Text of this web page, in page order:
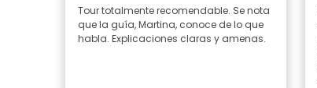
Tour totalmente recomendable. Se nota
que la guía, Martina, conoce de lo que
habla. Explicaciones claras y amenas.